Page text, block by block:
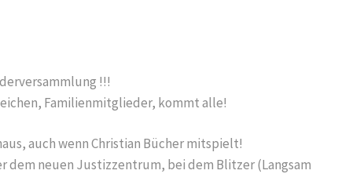
!!!
Familienmitglieder, kommt alle!
auch wenn Christian Bücher mitspielt!
dem neuen Justizzentrum, bei dem Blitzer (Langsam